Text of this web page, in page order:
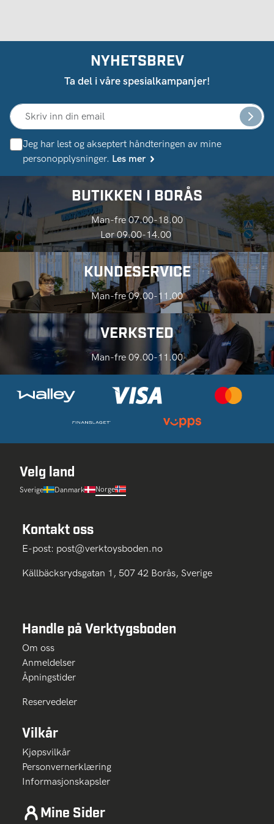
NYHETSBREV
Ta del i våre spesialkampanjer!
Jeg har lest og akseptert håndteringen av mine
personopplysninger. Les mer
BUTIKKEN I BORÅS
Man-fre 07.00-18.00
Lør 09.00-14.00
KUNDESERVICE
Man-fre 09.00-11.00
VERKSTED
Man-fre 09.00-11.00
Velg land
Sverige Danmark Norge
Kontakt oss
E-post: post@verktoysboden.no
Källbäcksrydsgatan 1, 507 42 Borås, Sverige
Handle på Verktygsboden
Om oss
Anmeldelser
Åpningstider
Reservedeler
Vilkår
Kjøpsvilkår
Personvernerklæring
Informasjonskapsler
Mine Sider